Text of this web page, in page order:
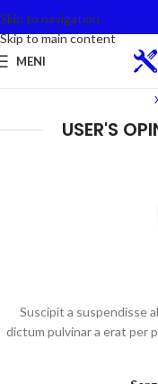
Skip to navigation
Skip to main content
MENI
USER'S
Suscipit a suspendisse
dictum pulvinar a erat per